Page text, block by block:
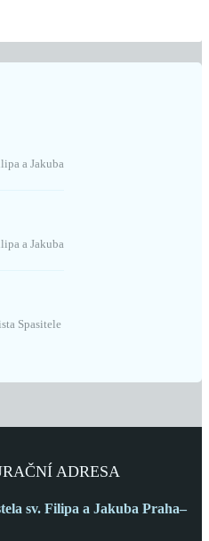
a Jakuba
a Jakuba
Spasitele
ADRESA
sv. Filipa a Jakuba Praha–